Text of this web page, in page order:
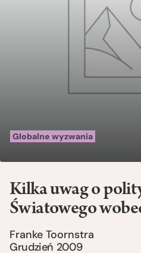
Globalne wyzwania
Kilka uwag o
Światowego
Franke Toornstra
Grudzień 2009